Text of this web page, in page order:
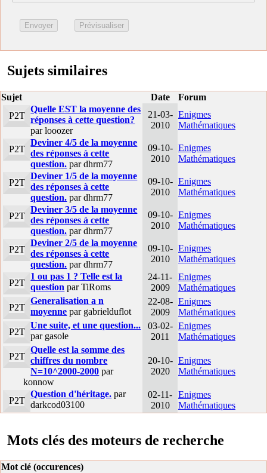
Sujets similaires
Sujet Date
Forum
P2T
Quelle EST la moyenne des
réponses à cette question?
par looozer
21-03-
2010
Enigmes
Mathématiques
P2T
Deviner 4/5 de la moyenne
des réponses à cette
question. par dhrm77
09-10-
2010
Enigmes
Mathématiques
P2T
Deviner 1/5 de la moyenne
des réponses à cette
question. par dhrm77
09-10-
2010
Enigmes
Mathématiques
P2T
Deviner 3/5 de la moyenne
des réponses à cette
question. par dhrm77
09-10-
2010
Enigmes
Mathématiques
P2T
Deviner 2/5 de la moyenne
des réponses à cette
question. par dhrm77
09-10-
2010
Enigmes
Mathématiques
P2T
1 ou pas 1 ? Telle est la
question par TiRoms
24-11-
2009
Enigmes
Mathématiques
P2T
Generalisation a n
moyenne par gabrielduflot
22-08-
2009
Enigmes
Mathématiques
P2T
Une suite, et une question...
par gasole
03-02-
2011
Enigmes
Mathématiques
P2T
Quelle est la somme des
chiffres du nombre
N=10^2000-2000 par
konnow
20-10-
2020
Enigmes
Mathématiques
P2T
Question d'héritage. par
darkcod03100
02-11-
2010
Enigmes
Mathématiques
Mots clés des moteurs de recherche
Mot clé (occurences)